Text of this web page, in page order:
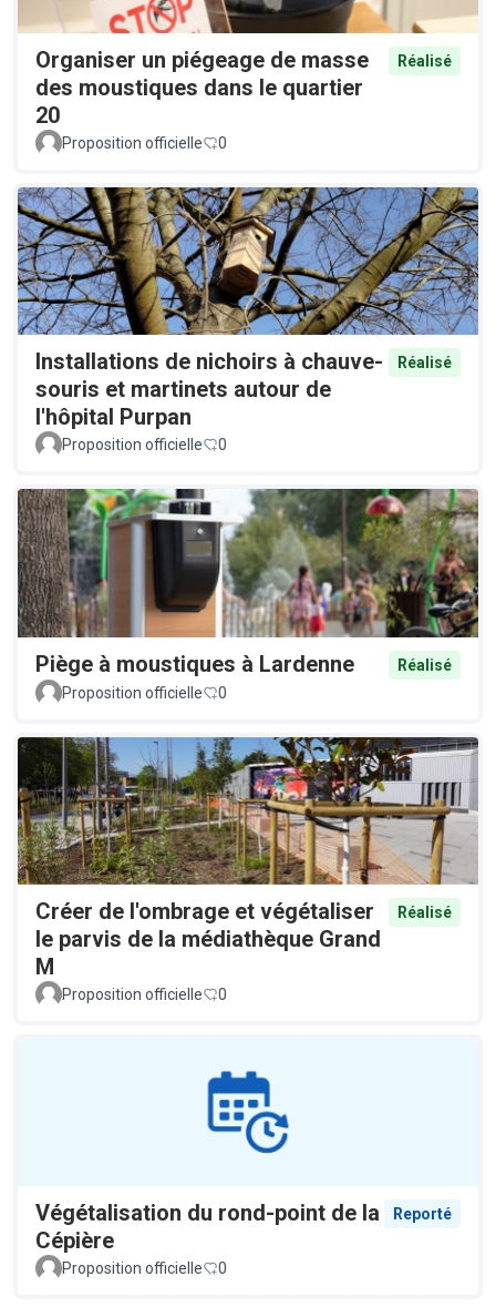
Organiser un piégeage de masse
des moustiques dans le quartier
20
Réalisé
Proposition officielle 0
Installations de nichoirs à chauve-
souris et martinets autour de
l'hôpital Purpan
Réalisé
Proposition officielle 0
Piège à moustiques à Lardenne
Réalisé
Proposition officielle
0
Créer de l'ombrage et végétaliser
le parvis de la médiathèque Grand
M
Réalisé
Proposition officielle 0
Végétalisation du rond-point de la
Cépière
Reporté
Proposition officielle 0